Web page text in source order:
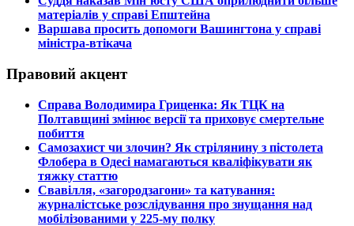
матеріалів у справі Епштейна
​Варшава просить допомоги Вашингтона у справі
міністра-втікача
Правовий акцент
​Справа Володимира Гриценка: Як ТЦК на
Полтавщині змінює версії та приховує смертельне
побиття
​Самозахист чи злочин? Як стрілянину з пістолета
Флобера в Одесі намагаються кваліфікувати як
тяжку статтю
​Свавілля, «загородзагони» та катування:
журналістське розслідування про знущання над
мобілізованими у 225-му полку